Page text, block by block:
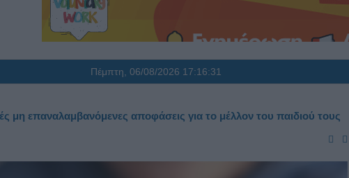
Πέμπτη, 06/08/2026 17:16:32
μη επαναλαμβανόμενες αποφάσεις για το μέλλον του παιδιού τους